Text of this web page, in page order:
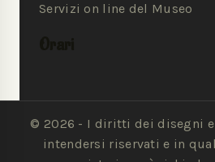
Servizi on line del Museo
© 2026 - I diritti dei disegni
intendersi riservati e in